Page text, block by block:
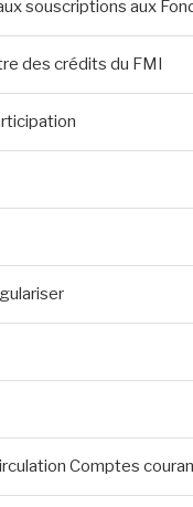
souscriptions aux
des crédits du FMI
Comptes